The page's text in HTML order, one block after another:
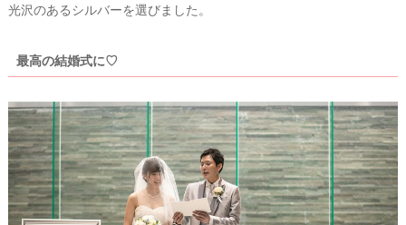
光沢のあるシルバーを選びました。
最高の結婚式に♡